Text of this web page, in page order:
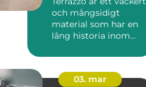
och mångsidigt
material som har en
lång historia inom
03. mar